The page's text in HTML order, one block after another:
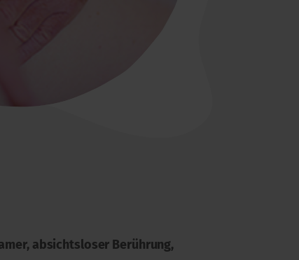
absichtsloser Berührung,